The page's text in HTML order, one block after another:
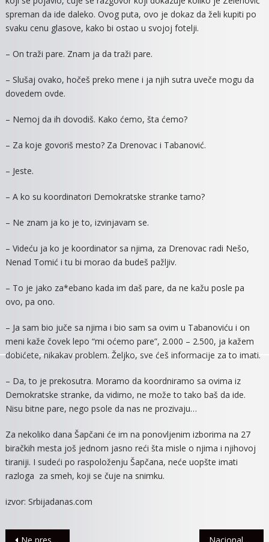
Bivši
spreman da ide daleko. Ovog puta, ovo je dokaz da želi kupiti po
svaku cenu glasove, kako bi ostao u svojoj fotelji.
– On traži pare. Znam ja da traži pare.
– Slušaj ovako, hočeš preko mene i ja njih sutra uveče mogu da
dovedem ovde.
– Nemoj da ih dovodiš. Kako ćemo, šta ćemo?
– Za koje govoriš mesto? Za Drenovac i Tabanović.
– Jeste.
– A ko su koordinatori Demokratske stranke tamo?
– Ne znam ja ko je to, izvinjavam se.
– Videću ja ko je koordinator sa njima, za Drenovac radi Nešo,
Nenad Tomić i tu bi morao da budeš pažljiv.
– To je jako za*ebano kada im daš pare, da ne kažu posle pa
ovo, pa ono.
– Ja sam bio juče sa njima i bio sam sa ovim u Tabanoviću i on
meni kaže čovek lepo “mi oćemo pare”, 2.000 – 2.500, ja kažem
dobićete, nikakav problem. Željko, sve ćeš informacije za to imati.
– Da, to je prekosutra. Moramo da koordniramo sa ovima iz
Demokratske stranke, da vidimo, ne može to tako baš da ide.
Nisu bitne pare, nego psole da nas ne prozivaju…
Za nekoliko dana Šapčani će im na ponovljenim izborima na 27
biračkih mesta još jednom jasno reći šta misle o njima i njihovoj
tiraniji. I sudeći po raspoloženju Šapčana, neće uopšte imati
razloga za smeh, koji se čuje na snimku.
izvor: Srbijadanas.com